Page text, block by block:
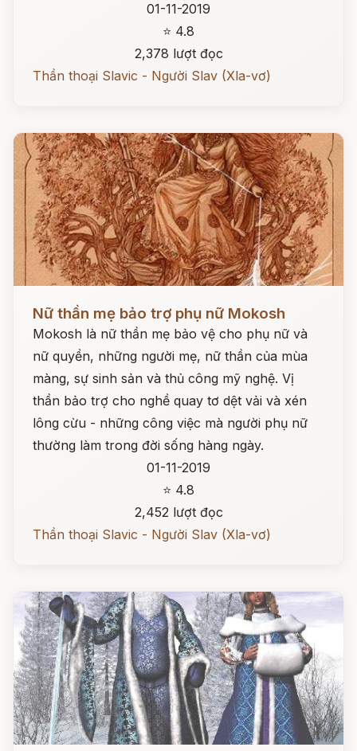
01-11-2019
⭐ 4.8
2,378 lượt đọc
Thần thoại Slavic - Người Slav (Xla-vơ)
Nữ thần mẹ bảo trợ phụ nữ Mokosh
Mokosh là nữ thần mẹ bảo vệ cho phụ nữ và
nữ quyền, những người mẹ, nữ thần của mùa
màng, sự sinh sản và thủ công mỹ nghệ. Vị
thần bảo trợ cho nghề quay tơ dệt vải và xén
lông cừu - những công việc mà người phụ nữ
thường làm trong đời sống hàng ngày.
01-11-2019
⭐ 4.8
2,452 lượt đọc
Thần thoại Slavic - Người Slav (Xla-vơ)